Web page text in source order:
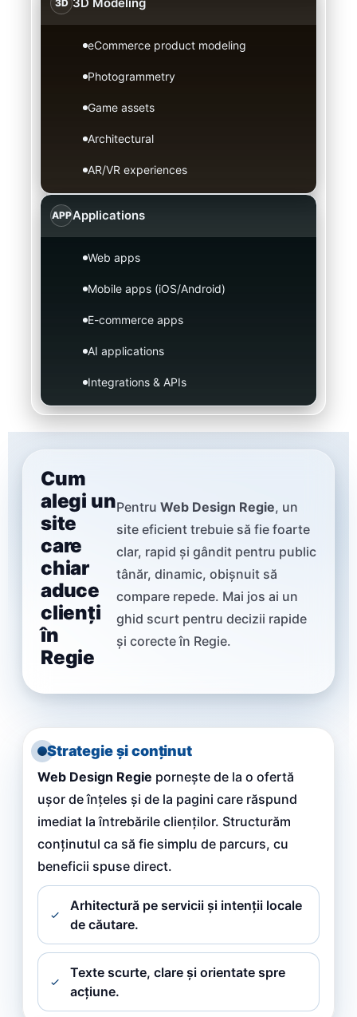
3D 3D Modeling
eCommerce product modeling
Photogrammetry
Game assets
Architectural
AR/VR experiences
APPApplications
Web apps
Mobile apps (iOS/Android)
E-commerce apps
AI applications
Integrations & APIs
Cum
alegi un
site
care
chiar
aduce
clienți
în
Regie
Pentru Web Design Regie, un
site eficient trebuie să fie foarte
clar, rapid și gândit pentru public
tânăr, dinamic, obișnuit să
compare repede. Mai jos ai un
ghid scurt pentru decizii rapide
și corecte în Regie.
Strategie și conținut
Web Design Regie pornește de la o ofertă
ușor de înțeles și de la pagini care răspund
imediat la întrebările clienților. Structurăm
conținutul ca să fie simplu de parcurs, cu
beneficii spuse direct.
Arhitectură pe servicii și intenții locale
de căutare.
Texte scurte, clare și orientate spre
acțiune.